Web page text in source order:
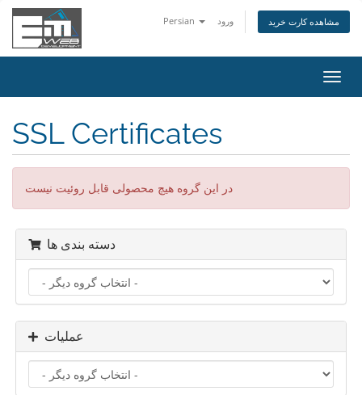
Persian ورود مشاهده کارت خرید
تغییر
SSL Certificates
در این گروه هیچ محصولی قابل روئیت نیست
دسته بندی ها
عملیات